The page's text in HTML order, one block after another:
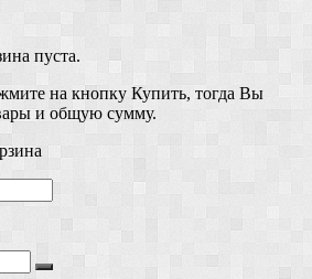
пуста.
на кнопку Купить, тогда Вы
и общую сумму.